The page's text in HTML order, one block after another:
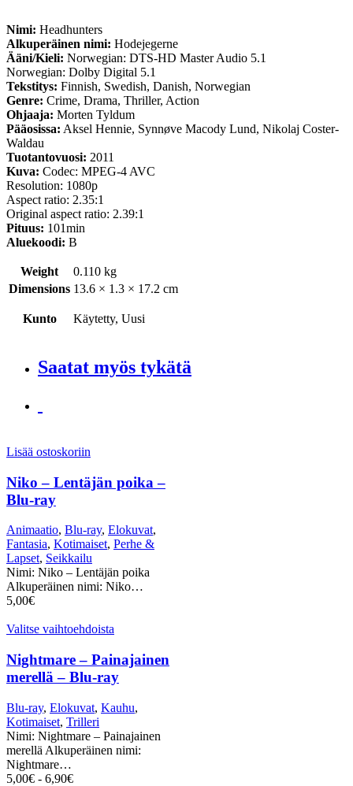
Nimi: Headhunters
Alkuperäinen nimi: Hodejegerne
Ääni/Kieli: Norwegian: DTS-HD Master Audio 5.1
Norwegian: Dolby Digital 5.1
Tekstitys: Finnish, Swedish, Danish, Norwegian
Genre: Crime, Drama, Thriller, Action
Ohjaaja: Morten Tyldum
Pääosissa: Aksel Hennie, Synnøve Macody Lund, Nikolaj Coster-
Waldau
Tuotantovuosi: 2011
Kuva: Codec: MPEG-4 AVC
Resolution: 1080p
Aspect ratio: 2.35:1
Original aspect ratio: 2.39:1
Pituus: 101min
Aluekoodi: B
Weight
0.110 kg
Dimensions 13.6 × 1.3 × 17.2 cm
Kunto Käytetty, Uusi
Saatat myös tykätä
Lisää ostoskoriin
Niko – Lentäjän poika –
Blu-ray
Animaatio, Blu-ray, Elokuvat,
Fantasia, Kotimaiset, Perhe &
Lapset, Seikkailu
Nimi: Niko – Lentäjän poika
Alkuperäinen nimi: Niko…
5,00€
Valitse vaihtoehdoista
Nightmare – Painajainen
merellä – Blu-ray
Blu-ray, Elokuvat, Kauhu,
Kotimaiset, Trilleri
Nimi: Nightmare – Painajainen
merellä Alkuperäinen nimi:
Nightmare…
5,00€ - 6,90€